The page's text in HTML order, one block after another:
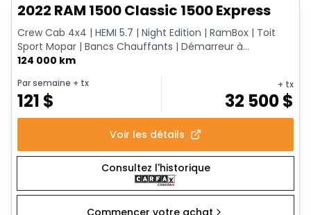
2022 RAM 1500 Classic 1500 Express
Crew Cab 4x4 | HEMI 5.7 | Night Edition | RamBox | Toit
Sport Mopar | Bancs Chauffants | Démarreur à...
124 000 km
Par semaine + tx
121 $
+ tx
32 500$
Voir les détails
Consultez l'historique
Commencer votre achat